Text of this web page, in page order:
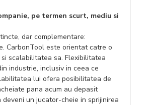
pe termen scurt, mediu si
dar complementare:
CarbonTool este orientat catre o
scalabilitatea sa. Flexibilitatea
industrie, inclusiv in ceea ce
lui ofera posibilitatea de
pana acum au depasit
un jucator-cheie in sprijinirea